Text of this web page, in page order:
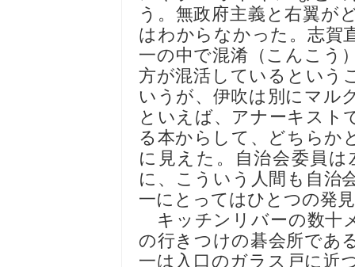
う。無政府主義と右翼が
はわからなかった。志賀
一の中で混淆（こんこう
方が混活しているという
いうが、伊吹は別にマル
といえば、アナーキスト
る本からして、どちらか
に見えた。自治会委員
に、こういう人間も自治
一にとってはひとつの発
キッチンリバーの数十
の行きつけの碁会所であ
一は入口のガラス戸に近